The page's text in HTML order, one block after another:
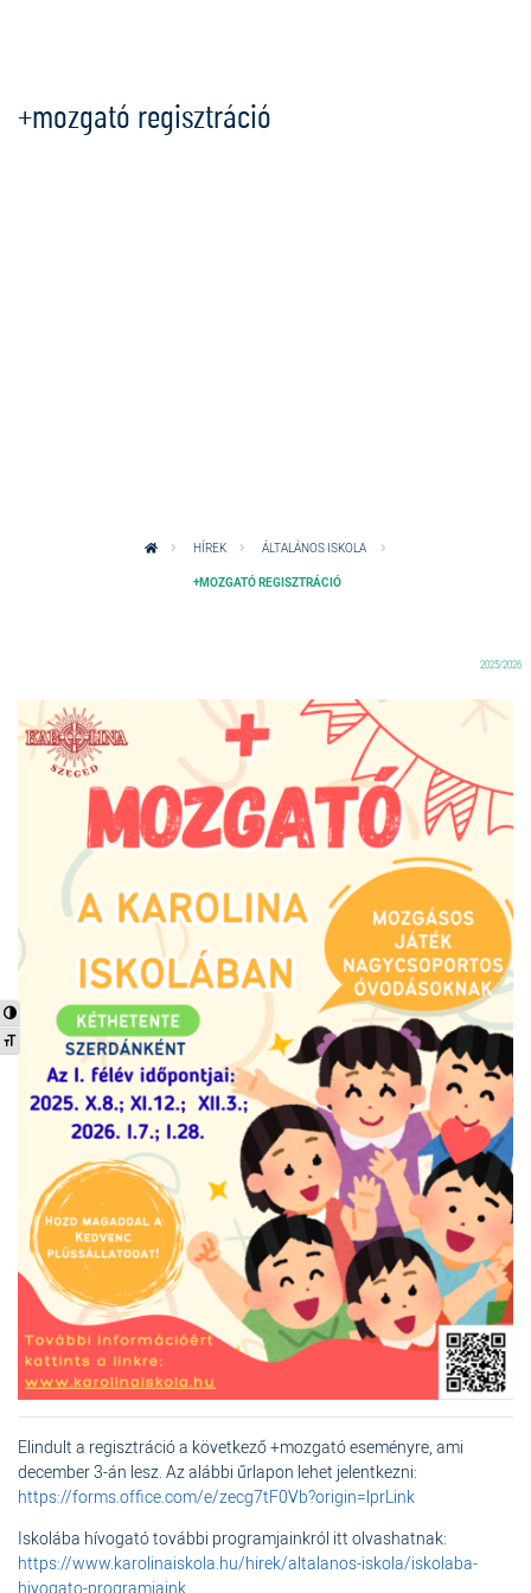
Nagy kontraszt váltása
Betűméret váltása
+mozgató regisztráció
HÍREK ÁLTALÁNOS ISKOLA
+MOZGATÓ REGISZTRÁCIÓ
2025/2026
Elindult a regisztráció a következő +mozgató eseményre, ami
december 3-án lesz. Az alábbi űrlapon lehet jelentkezni:
https://forms.office.com/e/zecg7tF0Vb?origin=lprLink
Iskolába hívogató további programjainkról itt olvashatnak:
https://www.karolinaiskola.hu/hirek/altalanos-iskola/iskolaba-
hivogato-programjaink